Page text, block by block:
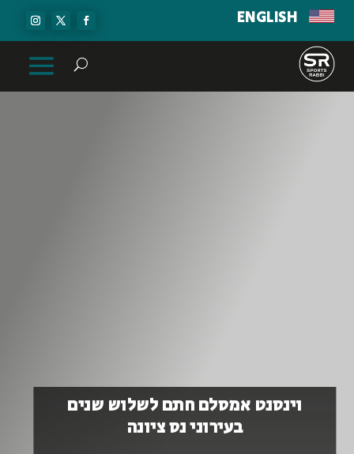
ENGLISH
וינסנט אמסלם חתם לשלוש שנים
בעירוני נס ציונה